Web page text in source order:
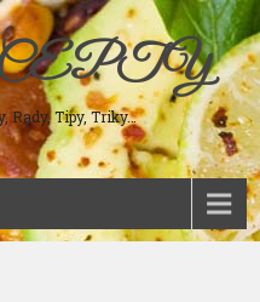
Rady, Tipy, Triky…